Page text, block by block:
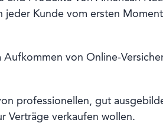
jeder Kunde vom ersten
von Online-
professionellen, gut
Verträge verkaufen wollen.